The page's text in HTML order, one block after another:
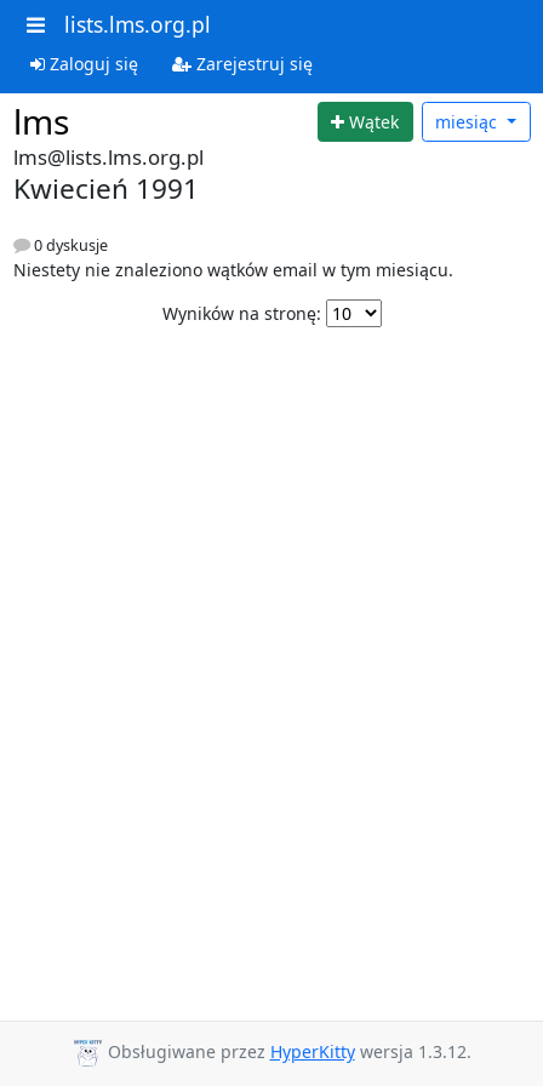
lists.lms.org.pl
Zaloguj się Zarejestruj się
lms Wątek miesiąc
lms@lists.lms.org.pl
Kwiecień 1991
0 dyskusje
Niestety nie znaleziono wątków email w tym miesiącu.
Wyników na stronę:
Obsługiwane przez HyperKittywersja 1.3.12.